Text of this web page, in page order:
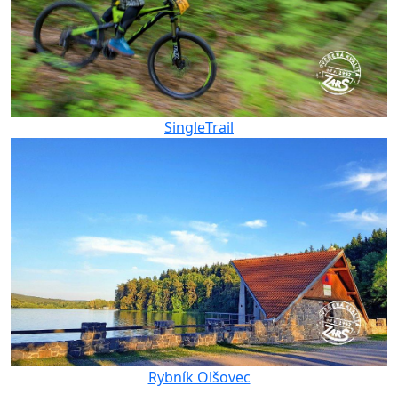
SingleTrail
Rybník Olšovec